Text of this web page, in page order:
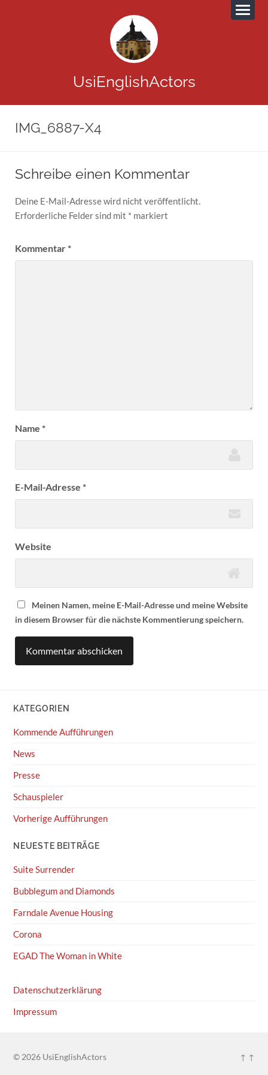
UsiEnglishActors
IMG_6887-X4
Schreibe einen Kommentar
Deine E-Mail-Adresse wird nicht veröffentlicht.
Erforderliche Felder sind mit * markiert
Kommentar*
Name *
E-Mail-Adresse *
Website
Meinen Namen, meine E-Mail-Adresse und meine Website
in diesem Browser für die nächste Kommentierung speichern.
KATEGORIEN
Kommende Aufführungen
News
Presse
Schauspieler
Vorherige Aufführungen
NEUESTE BEITRÄGE
Suite Surrender
Bubblegum and Diamonds
Farndale Avenue Housing
Corona
EGAD The Woman in White
Datenschutzerklärung
Impressum
© 2026 UsiEnglishActors ↑ ↑